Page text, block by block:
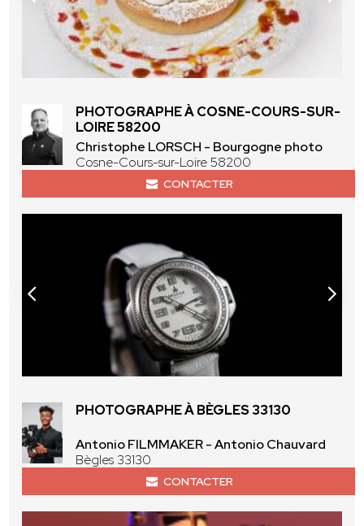
PHOTOGRAPHE À COSNE-COURS-SUR-
LOIRE 58200
Christophe LORSCH - Bourgogne photo
Cosne-Cours-sur-Loire 58200
CONTACTER
PHOTOGRAPHE À BÈGLES 33130
Antonio FILMMAKER - Antonio Chauvard
Bègles 33130
CONTACTER